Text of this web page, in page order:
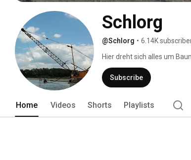
Schlorg
@Schlorg • 6.14K
Hier dreht sich alles um
Subscribe
Home Videos Shorts Playlists